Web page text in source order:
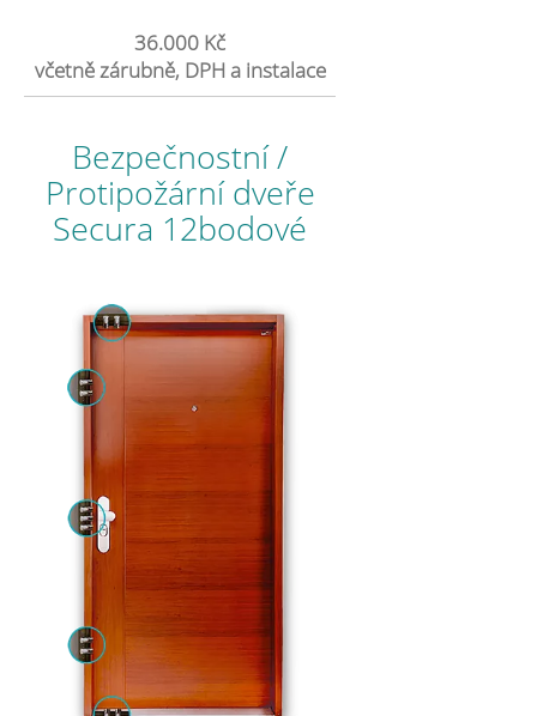
36.000 Kč
včetně zárubně, DPH a instalace
Bezpečnostní /
Protipožární dveře
Secura 12bodové